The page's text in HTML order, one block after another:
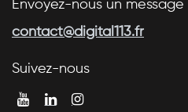
Envoyez-nous un message
contact@digital113.fr
Suivez-nous